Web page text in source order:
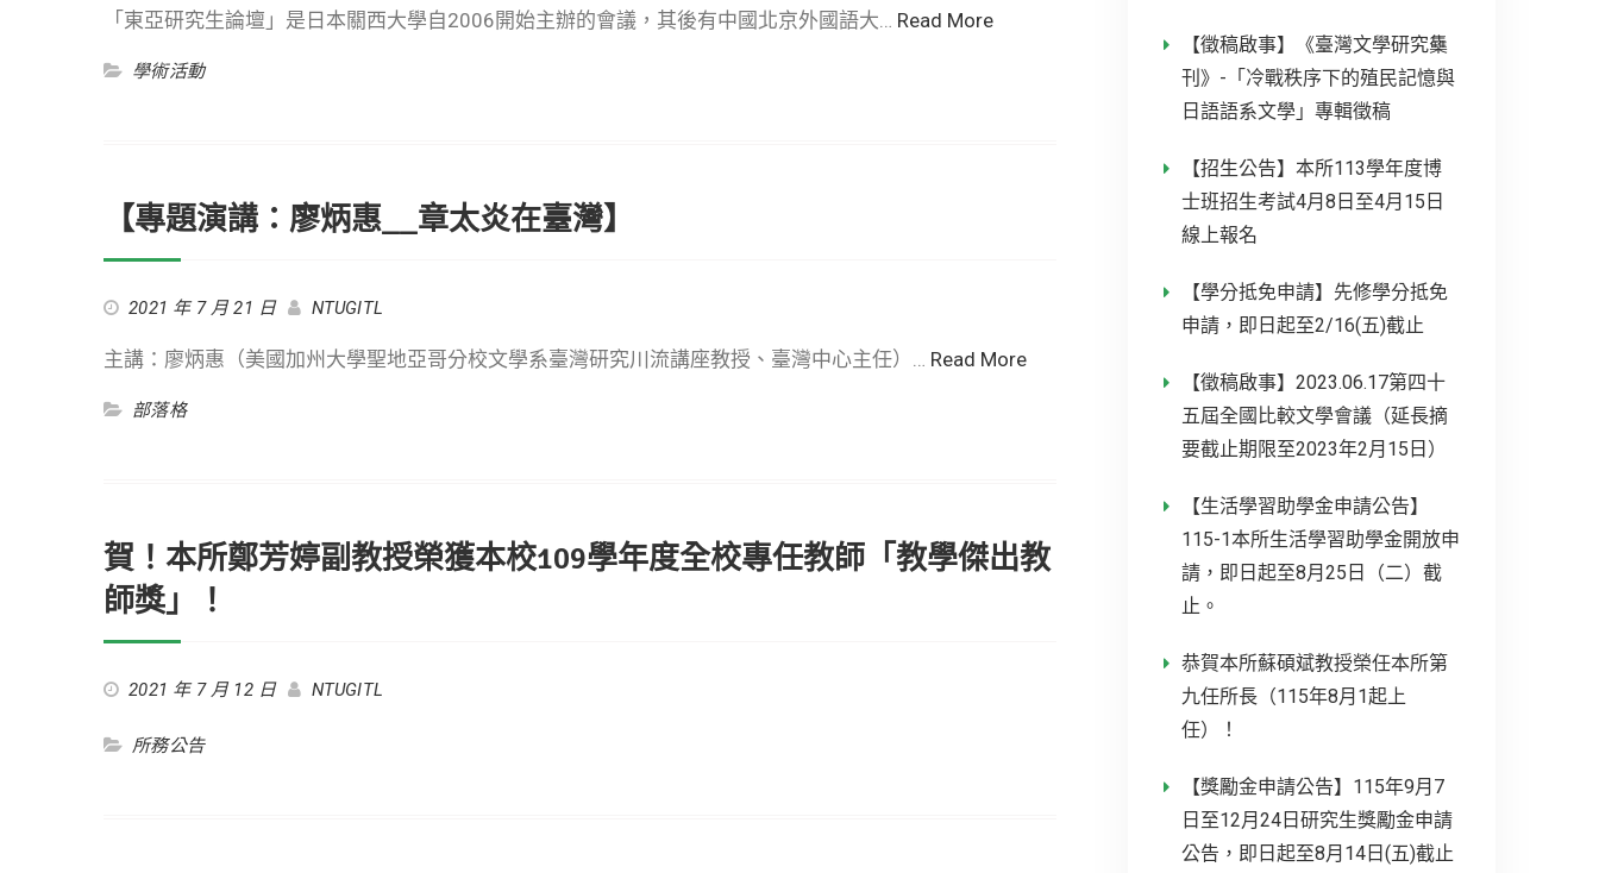
「東亞研究生論壇」是日本關西大學自2006開始主辦的會議，其後有中國北京外國語大… Read More
學術活動
【專題演講：廖炳惠__章太炎在臺灣】
2021 年 7 月 21 日 NTUGITL
主講：廖炳惠（美國加州大學聖地亞哥分校文學系臺灣研究川流講座教授、臺灣中心主任）… Read More
部落格
賀！本所鄭芳婷副教授榮獲本校109學年度全校專任教師「教學傑出教
師獎」！
2021 年 7 月 12 日 NTUGITL
所務公告
【徵稿啟事】《臺灣文學研究雧
刊》-「冷戰秩序下的殖民記憶與
日語語系文學」專輯徵稿
【招生公告】本所113學年度博
士班招生考試4月8日至4月15日
線上報名
【學分抵免申請】先修學分抵免
申請，即日起至2/16(五)截止
【徵稿啟事】2023.06.17第四十
五屆全國比較文學會議（延長摘
要截止期限至2023年2月15日）
【生活學習助學金申請公告】
115-1本所生活學習助學金開放申
請，即日起至8月25日（二）截
止。
恭賀本所蘇碩斌教授榮任本所第
九任所長（115年8月1起上
任）！
【獎勵金申請公告】115年9月7
日至12月24日研究生獎勵金申請
公告，即日起至8月14日(五)截止